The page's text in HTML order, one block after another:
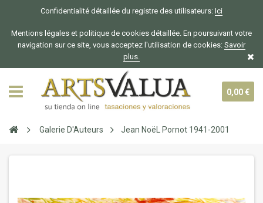
Confidentialité détaillée du registre des utilisateurs: Ici
Mentions légales et politique de cookies détaillée. En poursuivant votre
navigation sur ce site, vous acceptez l'utilisation de cookies: Savoir
plus.
0,00 €
Galerie D'Auteurs Jean NoëL Pornot 1941-2001